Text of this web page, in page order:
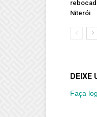
Niterói
DEIXE
Faça